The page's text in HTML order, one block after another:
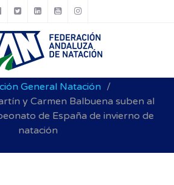
Noticias FAN
General Natación
y Carmen Balbuena suben al
de España de invierno de
natación